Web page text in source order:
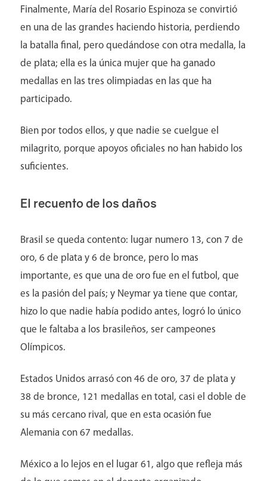
Finalmente, María del Rosario Espinoza se convirtió
en una de las grandes haciendo historia, perdiendo
la batalla final, pero quedándose con otra medalla, la
de plata; ella es la única mujer que ha ganado
medallas en las tres olimpiadas en las que ha
participado.
Bien por todos ellos, y que nadie se cuelgue el
milagrito, porque apoyos oficiales no han habido los
suficientes.
El recuento de los daños
Brasil se queda contento: lugar numero 13, con 7 de
oro, 6 de plata y 6 de bronce, pero lo mas
importante, es que una de oro fue en el futbol, que
es la pasión del país; y Neymar ya tiene que contar,
hizo lo que nadie había podido antes, logró lo único
que le faltaba a los brasileños, ser campeones
Olímpicos.
Estados Unidos arrasó con 46 de oro, 37 de plata y
38 de bronce, 121 medallas en total, casi el doble de
su más cercano rival, que en esta ocasión fue
Alemania con 67 medallas.
México a lo lejos en el lugar 61, algo que refleja más